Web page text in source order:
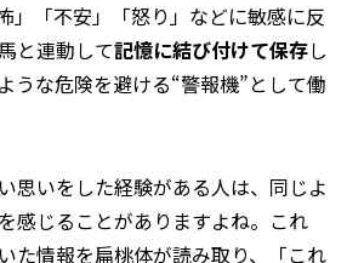
」「不安」「怒り」などに敏感に反
と連動して記憶に結び付けて保存し
うな危険を避ける“警報機”として働
思いをした経験がある人は、同じよ
感じることがありますよね。これ
た情報を扁桃体が読み取り、「これ